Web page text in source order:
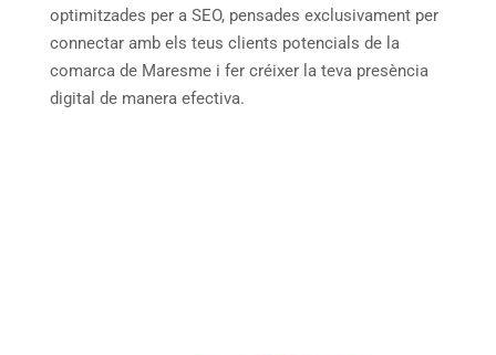
optimitzades per a SEO, pensades exclusivament per
connectar amb els teus clients potencials de la
comarca de Maresme i fer créixer la teva presència
digital de manera efectiva.